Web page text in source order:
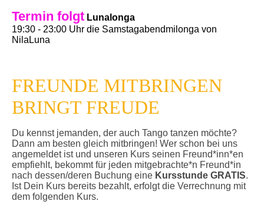
Termin folgt Lunalonga
19:30 - 23:00 Uhr die Samstagabendmilonga von
NilaLuna
FREUNDE MITBRINGEN
BRINGT FREUDE
Du kennst jemanden, der auch Tango tanzen möchte?
Dann am besten gleich mitbringen! Wer schon bei uns
angemeldet ist und unseren Kurs seinen Freund*inn*en
empfiehlt, bekommt für jeden mitgebrachte*n Freund*in
nach dessen/deren Buchung eine Kursstunde GRATIS.
Ist Dein Kurs bereits bezahlt, erfolgt die Verrechnung mit
dem folgenden Kurs.